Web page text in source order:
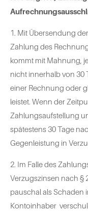
1. Mit Übersendung
Zahlung des
kommt mit Mahnung,
nicht innerhalb von 30
einer Rechnung oder
leistet. Wenn der
Zahlungsaufstellung
spätestens 30 Tage
Gegenleistung in
2. Im Falle des
Verzugszinsen nach §
pauschal als Schaden
Kontoinhaber